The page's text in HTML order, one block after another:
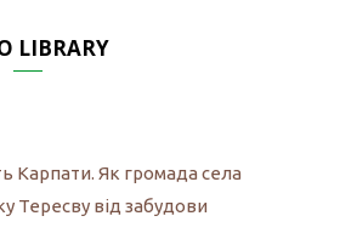
LIBRARY
Карпати. Як громада села
Тересву від забудови